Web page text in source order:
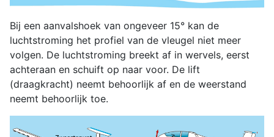
Bij een aanvalshoek van ongeveer 15° kan de
luchtstroming het profiel van de vleugel niet meer
volgen. De luchtstroming breekt af in wervels, eerst
achteraan en schuift op naar voor. De lift
(draagkracht) neemt behoorlijk af en de weerstand
neemt behoorlijk toe.